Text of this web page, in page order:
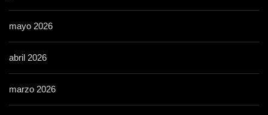
mayo 2026
abril 2026
marzo 2026